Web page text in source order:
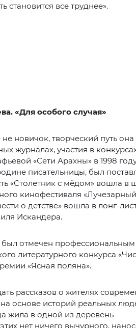
становится все труднее».
«Для особого случая»
новичок, творческий путь она
журналах, участия в
«Сети Арахны» в 1998
писательницы, был
«Столетник с мёдом» вошла в
кинофестиваля «Лучезарный
о детстве» вошла в лонг-
Искандера.
был отмечен
литературного конкурса
«Ясная поляна».
рассказов о жителях
основе историй реальных
жила в одной из деревень
нет ничего вычурного,